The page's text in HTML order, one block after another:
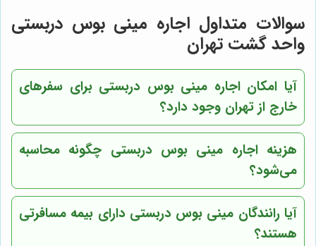
سوالات متداول اجاره مینی بوس دربستی
واحد گشت تهران
آیا امکان اجاره مینی بوس دربستی برای سفرهای
خارج از تهران وجود دارد؟
هزینه اجاره مینی بوس دربستی چگونه محاسبه
می‌شود؟
آیا رانندگان مینی بوس دربستی دارای بیمه مسافرتی
هستند؟